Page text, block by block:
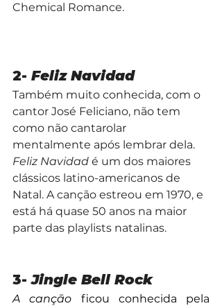
Chemical Romance.
2- Feliz Navidad
Também muito conhecida, com o
cantor José Feliciano, não tem
como não cantarolar
mentalmente após lembrar dela.
Feliz Navidad é um dos maiores
clássicos latino-americanos de
Natal. A canção estreou em 1970, e
está há quase 50 anos na maior
parte das playlists natalinas.
3- Jingle Bell Rock
A canção ficou conhecida pela